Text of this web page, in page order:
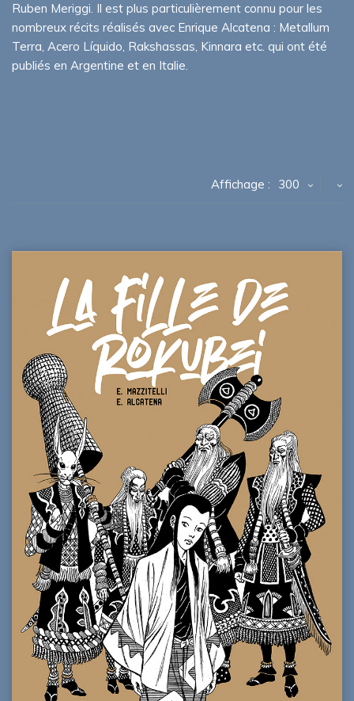
Ruben Meriggi. Il est plus particulièrement connu pour les
nombreux récits réalisés avec Enrique Alcatena : Metallum
Terra, Acero Líquido, Rakshassas, Kinnara etc. qui ont été
publiés en Argentine et en Italie.
Affichage : 300